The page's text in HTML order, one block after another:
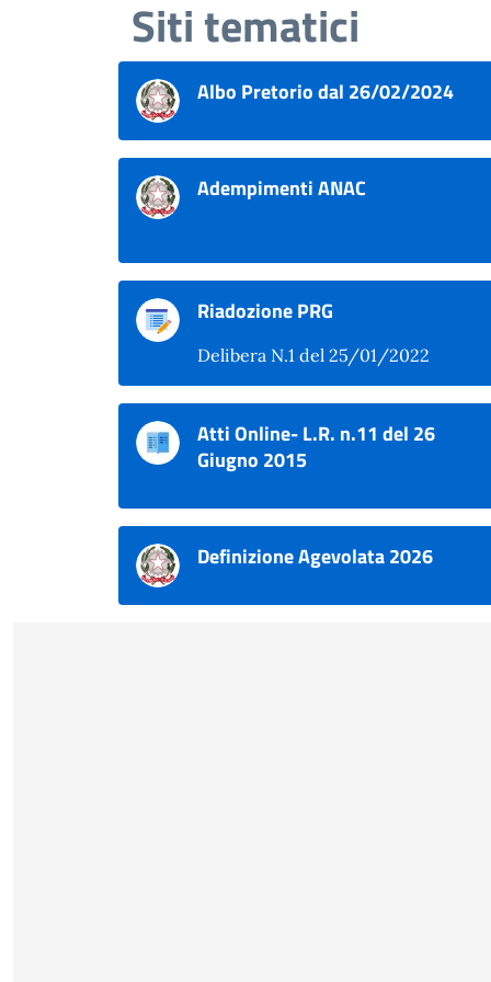
Siti tematici
Albo Pretorio dal 26/02/2024
Adempimenti ANAC
Riadozione PRG
Delibera N.1 del 25/01/2022
Atti Online- L.R. n.11 del 26
Giugno 2015
Definizione Agevolata 2026